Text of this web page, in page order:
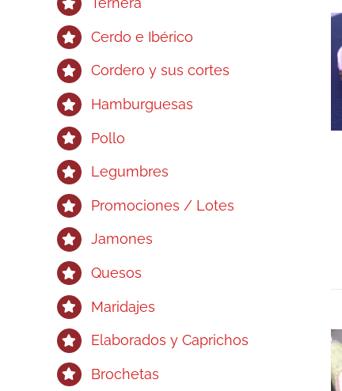
Cerdo e Ibérico
Cordero y sus cortes
Hamburguesas
Pollo
Legumbres
Promociones / Lotes
Jamones
Quesos
Maridajes
Elaborados y Caprichos
Brochetas